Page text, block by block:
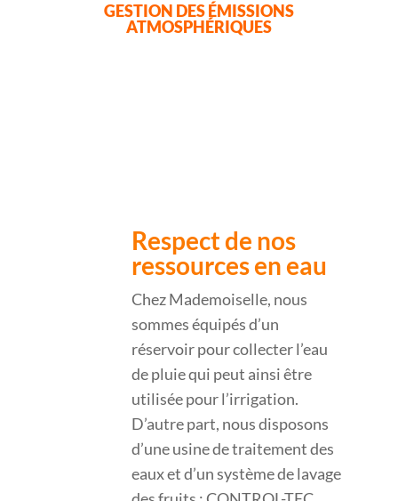
GESTION DES ÉMISSIONS
ATMOSPHÉRIQUES
Respect de nos
ressources en eau
Chez Mademoiselle, nous
sommes équipés d’un
réservoir pour collecter l’eau
de pluie qui peut ainsi être
utilisée pour l’irrigation.
D’autre part, nous disposons
d’une usine de traitement des
eaux et d’un système de lavage